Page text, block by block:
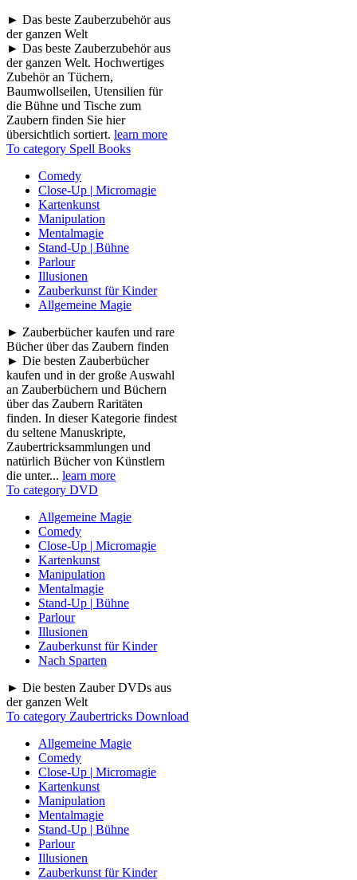
► Das beste Zauberzubehör aus
der ganzen Welt
► Das beste Zauberzubehör aus
der ganzen Welt. Hochwertiges
Zubehör an Tüchern,
Baumwollseilen, Utensilien für
die Bühne und Tische zum
Zaubern finden Sie hier
übersichtlich sortiert. learn more
To category Spell Books
Comedy
Close-Up | Micromagie
Kartenkunst
Manipulation
Mentalmagie
Stand-Up | Bühne
Parlour
Illusionen
Zauberkunst für Kinder
Allgemeine Magie
► Zauberbücher kaufen und rare
Bücher über das Zaubern finden
► Die besten Zauberbücher
kaufen und in der große Auswahl
an Zauberbüchern und Büchern
über das Zaubern Raritäten
finden. In dieser Kategorie findest
du seltene Manuskripte,
Zaubertricksammlungen und
natürlich Bücher von Künstlern
die unter... learn more
To category DVD
Allgemeine Magie
Comedy
Close-Up | Micromagie
Kartenkunst
Manipulation
Mentalmagie
Stand-Up | Bühne
Parlour
Illusionen
Zauberkunst für Kinder
Nach Sparten
► Die besten Zauber DVDs aus
der ganzen Welt
To category Zaubertricks Download
Allgemeine Magie
Comedy
Close-Up | Micromagie
Kartenkunst
Manipulation
Mentalmagie
Stand-Up | Bühne
Parlour
Illusionen
Zauberkunst für Kinder